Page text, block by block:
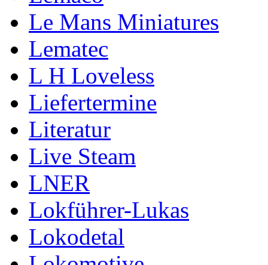
Le Mans Miniatures
Lematec
L H Loveless
Liefertermine
Literatur
Live Steam
LNER
Lokführer-Lukas
Lokodetal